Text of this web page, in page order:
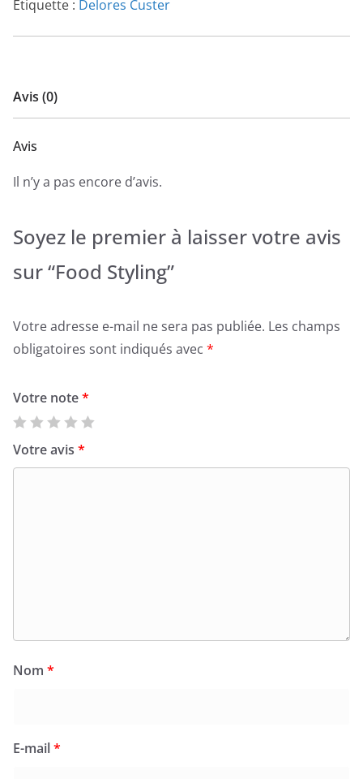
Étiquette : Delores Custer
Avis (0)
Avis
Il n’y a pas encore d’avis.
Soyez le premier à laisser votre avis
sur “Food Styling”
Votre adresse e-mail ne sera pas publiée. Les champs
obligatoires sont indiqués avec *
Votre note*
Votre avis *
Nom *
E-mail*